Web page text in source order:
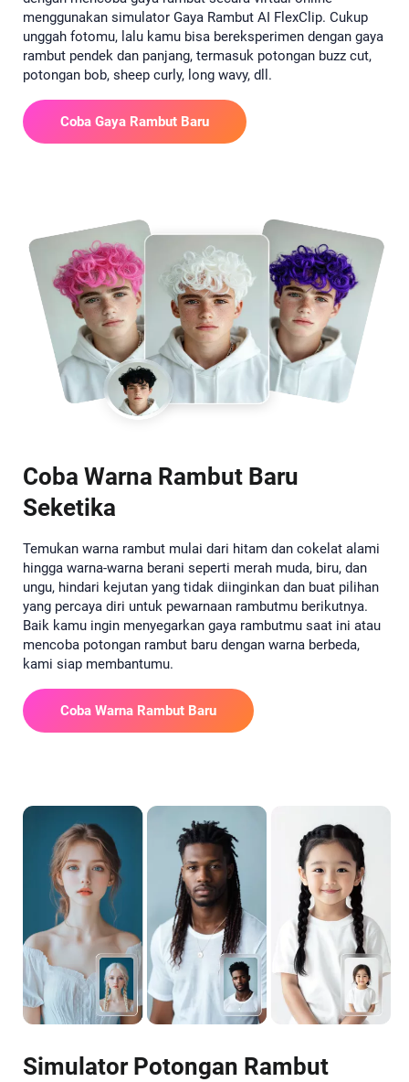
menggunakan simulator Gaya Rambut AI FlexClip. Cukup
unggah fotomu, lalu kamu bisa bereksperimen dengan gaya
rambut pendek dan panjang, termasuk potongan buzz cut,
potongan bob, sheep curly, long wavy, dll.
Coba Gaya Rambut Baru
Coba Warna Rambut Baru
Seketika
Temukan warna rambut mulai dari hitam dan cokelat alami
hingga warna-warna berani seperti merah muda, biru, dan
ungu, hindari kejutan yang tidak diinginkan dan buat pilihan
yang percaya diri untuk pewarnaan rambutmu berikutnya.
Baik kamu ingin menyegarkan gaya rambutmu saat ini atau
mencoba potongan rambut baru dengan warna berbeda,
kami siap membantumu.
Coba Warna Rambut Baru
Simulator Potongan Rambut